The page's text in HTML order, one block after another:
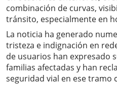
combinación de curvas,
tránsito, especialmente en
La noticia ha generado
tristeza e indignación en
de usuarios han expresado
familias afectadas y han
seguridad vial en ese tramo